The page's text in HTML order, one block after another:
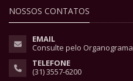
NOSSOS CONTATOS
EMAIL
Consulte pelo Organograma
TELEFONE
(31) 3557-6200